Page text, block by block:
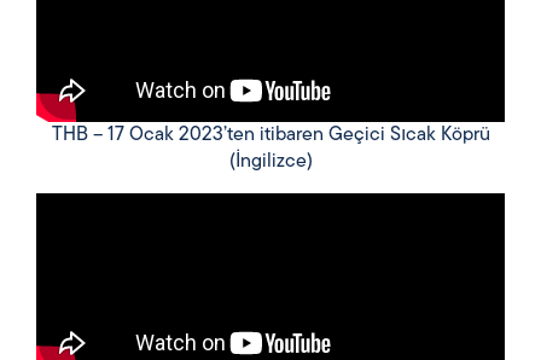
THB – 17 Ocak 2023’ten itibaren Geçici Sıcak Köprü
(İngilizce)